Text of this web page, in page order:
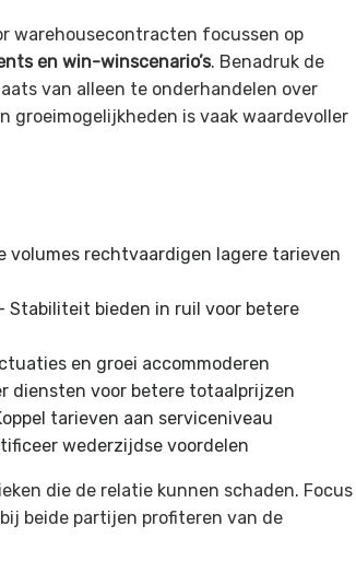
warehousecontracten focussen op
en win-winscenario’s. Benadruk de
van alleen te onderhandelen over
is vaak waardevoller
volumes rechtvaardigen lagere tarieven
Stabiliteit bieden in ruil voor betere
en groei accommoderen
diensten voor betere totaalprijzen
tarieven aan serviceniveau
wederzijdse voordelen
die de relatie kunnen schaden. Focus
beide partijen profiteren van de